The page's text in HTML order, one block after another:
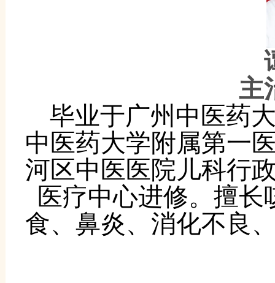
主
毕业于广州中医药
中医药大学附属第一
河区中医医院儿科行
医疗中心进修。擅
食、鼻炎、消化不良